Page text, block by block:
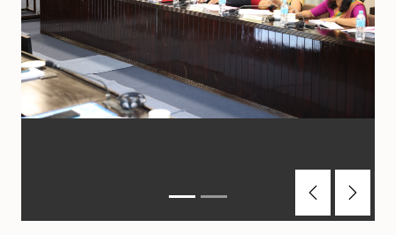
PreviousNext